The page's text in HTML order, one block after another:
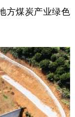
方煤炭产业绿色